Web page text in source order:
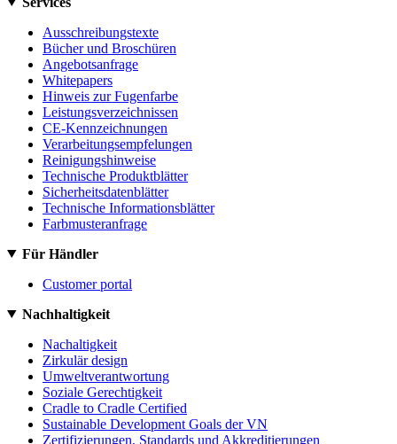
Ausschreibungstexte
Bücher und Broschüren
Angebotsanfrage
Whitepapers
Hinweis zur Fugenfarbe
Leistungsverzeichnissen
CE-Kennzeichnungen
Verarbeitungsempfelungen
Reinigungshinweise
Technische Produktblätter
Sicherheitsdatenblätter
Technische Informationsblätter
Farbmusteranfrage
Für Händler
Customer portal
Nachhaltigkeit
Nachaltigkeit
Zirkulär design
Umweltverantwortung
Soziale Gerechtigkeit
Cradle to Cradle Certified
Sustainable Development Goals der VN
Zertifizierungen, Standards und Akkreditierungen